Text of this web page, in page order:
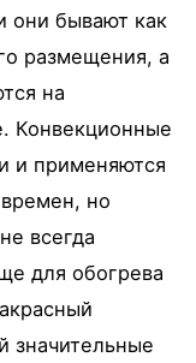
они бывают как
размещения, а
на
Конвекционные
и применяются
но
всегда
для обогрева
значительные